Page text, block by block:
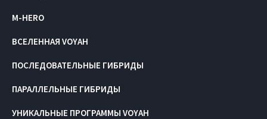
M-HERO
ВСЕЛЕННАЯ VOYAH
ПОСЛЕДОВАТЕЛЬНЫЕ ГИБРИДЫ
ПАРАЛЛЕЛЬНЫЕ ГИБРИДЫ
УНИКАЛЬНЫЕ ПРОГРАММЫ VOYAH